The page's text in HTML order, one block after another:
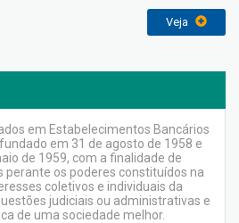
Veja
em Estabelecimentos Bancários
em 31 de agosto de 1958 e
de 1959, com a finalidade de
perante os poderes constituídos na
coletivos e individuais da
judiciais ou administrativas e
de uma sociedade melhor.